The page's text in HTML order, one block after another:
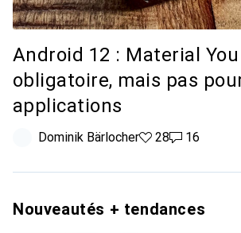
Android 12 : Material
obligatoire, mais pas
applications
Dominik Bärlocher28 likes
2816 16
Nouveautés + tendances